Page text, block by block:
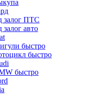
залог ПТС
авто
быстро
быстро
быстро